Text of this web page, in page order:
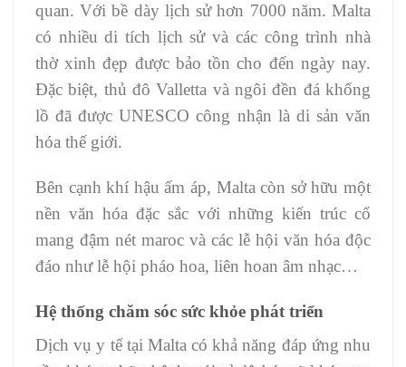
quan. Với bề dày lịch sử hơn 7000 năm. Malta
có nhiều di tích lịch sử và các công trình nhà
thờ xinh đẹp được bảo tồn cho đến ngày nay.
Đặc biệt, thủ đô Valletta và ngôi đền đá khổng
lồ đã được UNESCO công nhận là di sản văn
hóa thế giới.
Bên cạnh khí hậu ấm áp, Malta còn sở hữu một
nền văn hóa đặc sắc với những kiến trúc cổ
mang đậm nét maroc và các lễ hội văn hóa độc
đáo như lễ hội pháo hoa, liên hoan âm nhạc…
Hệ thống chăm sóc sức khỏe phát triển
Dịch vụ y tế tại Malta có khả năng đáp ứng nhu